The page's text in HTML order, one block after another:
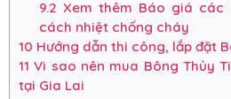
9.2 Xem thêm Báo giá
cách nhiệt chống cháy
10 Hướng dẫn thi công, lắp đặt
11 Vì sao nên mua Bông Thủy
tại Gia Lai